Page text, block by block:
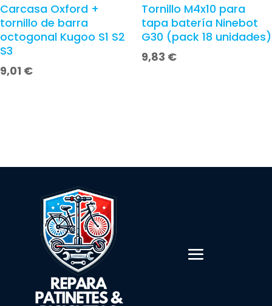
Carcasa Oxford +
tornillo de barra
octogonal Kugoo S1 S2
S3
9,01 €
Tornillo M4x10 para
tapa batería Ninebot
G30 (pack 18 unidades)
9,83 €